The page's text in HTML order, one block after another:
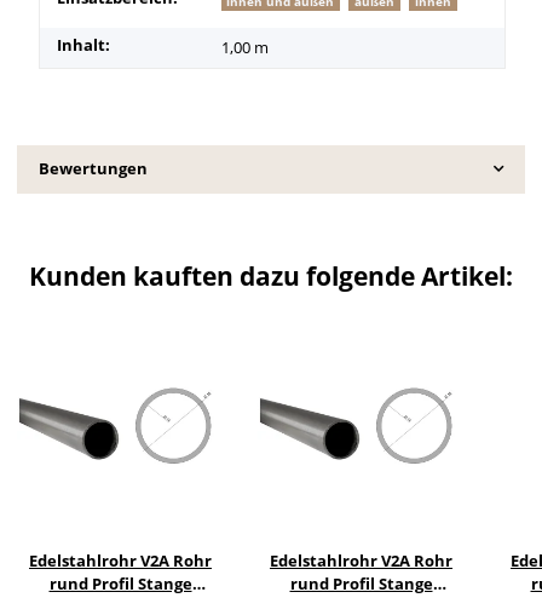
Inhalt: 1,00 m
Bewertungen
Kunden kauften dazu folgende Artikel:
Edelstahlrohr V2A Rohr
rund Profil Stange
Edelstahlrohr V2A Rohr
rund Profil Stange